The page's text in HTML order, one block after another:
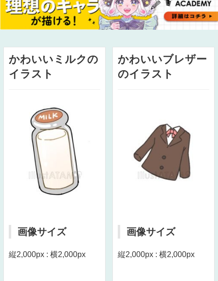
かわいいミルクの
イラスト
画像サイズ
縦2,000px : 横2,000px
かわいいブレザー
のイラスト
画像サイズ
縦2,000px : 横2,000px